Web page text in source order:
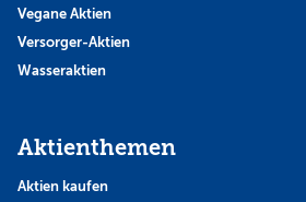
Vegane Aktien
Versorger-Aktien
Wasseraktien
Aktienthemen
Aktien kaufen